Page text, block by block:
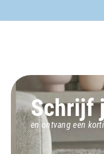
Schrijf
en ontvang een